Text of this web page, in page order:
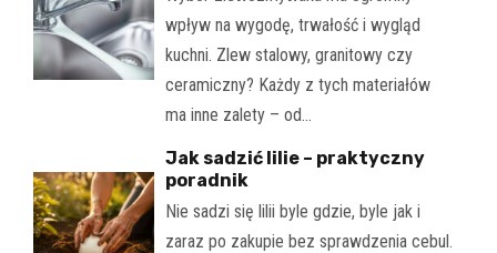
wpływ na wygodę, trwałość i wygląd
kuchni. Zlew stalowy, granitowy czy
ceramiczny? Każdy z tych materiałów
ma inne zalety – od…
Jak sadzić lilie – praktyczny
poradnik
Nie sadzi się lilii byle gdzie, byle jak i
zaraz po zakupie bez sprawdzenia cebul.